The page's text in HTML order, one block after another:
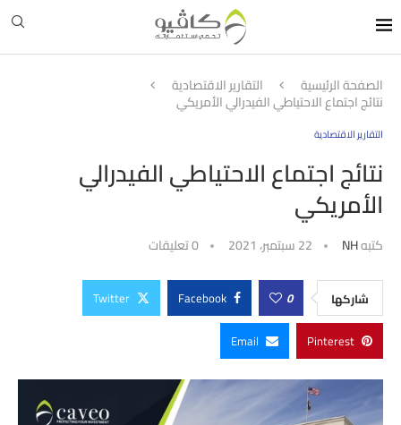
الصفحة الرئيسية التقارير الاقتصادية
نتائج اجتماع الاحتياطي الفيدرالي الأمريكي
التقارير الاقتصادية
نتائج اجتماع الاحتياطي الفيدرالي
الأمريكي
كتبهNH 22 سبتمبر، 2021 0 تعليقات
شاركها 0
Facebook
Twitter
Pinterest
Email